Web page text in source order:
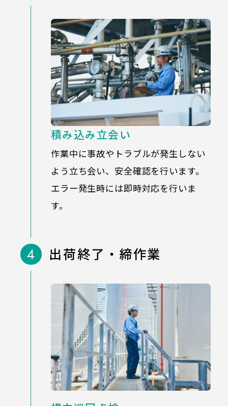
積み込み立会い
作業中に事故やトラブルが発生しない
よう立ち会い、安全確認を行います。
エラー発生時には即時対応を行いま
す。
4 出荷終了・締作業